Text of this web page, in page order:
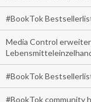
#BookTok
Media Control
#BookTok
#BookTok community